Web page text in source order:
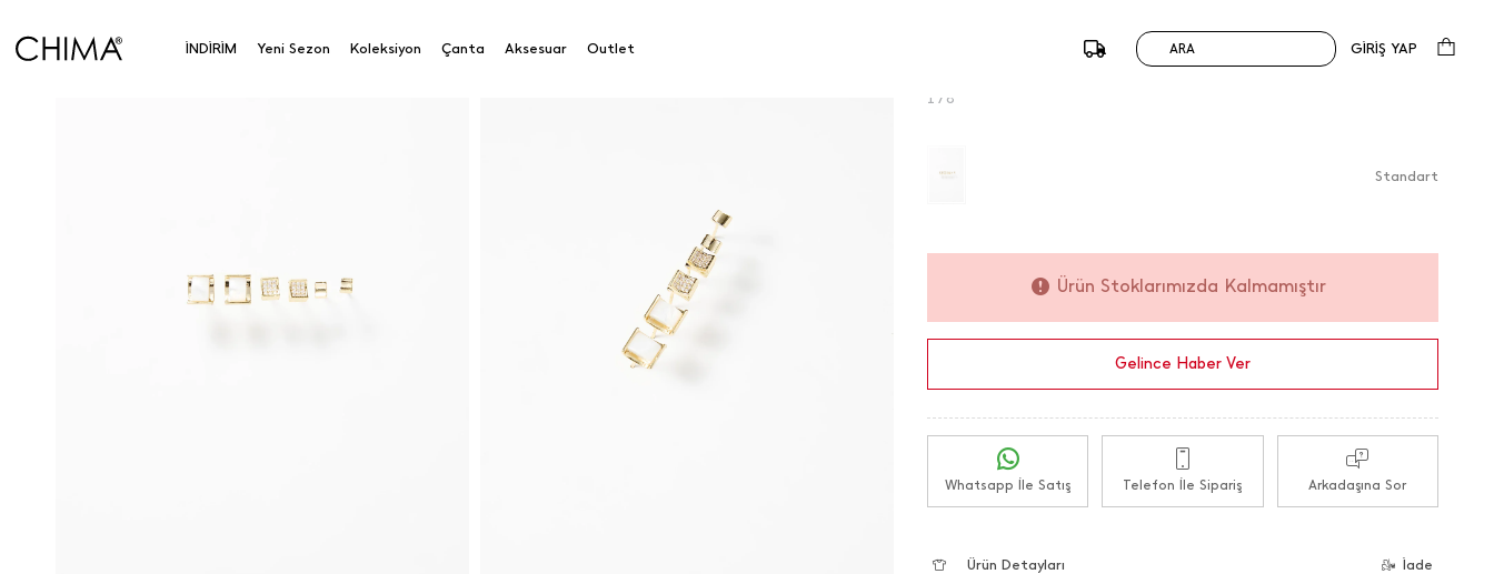
İNDİRİM Yeni Sezon Koleksiyon Çanta Aksesuar Outlet ARA GİRİŞ YAP
0 Değerlendirme
178
Standart
Ürün Stoklarımızda Kalmamıştır
Gelince Haber Ver
Whatsapp İle Satış Telefon İle Sipariş Arkadaşına Sor
Ürün Detayları İade